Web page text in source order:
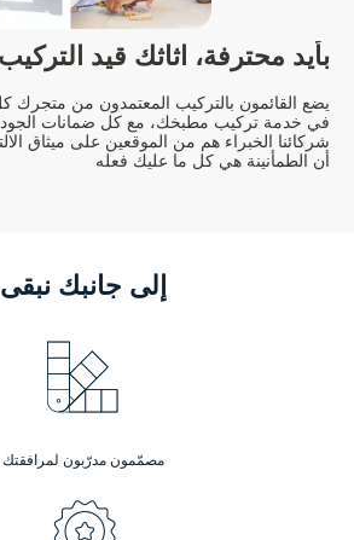
بأيد محترفة، اثاثك قيد التركيب
يضع القائمون بالتركيب المعتمدون من متجرك
في خدمة تركيب مطبخك، مع كل ضمانات
شركائنا الخبراء هم من الموقعين على ميثاق
أن الطمأنينة هي كل ما عليك فعله
إلى جانبك نبقى
مصمّمون مدرّبون لمرافقتك